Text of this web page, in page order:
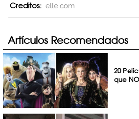
Creditos: elle.com
Artículos Recomendados
20
que